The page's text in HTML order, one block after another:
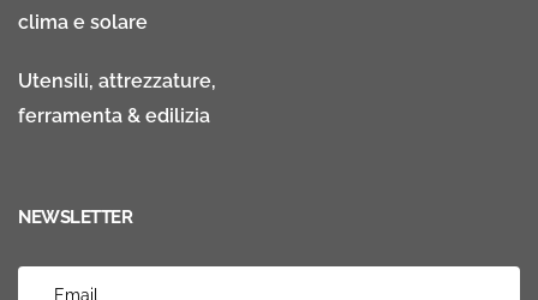
clima e solare
Utensili, attrezzature,
ferramenta & edilizia
NEWSLETTER